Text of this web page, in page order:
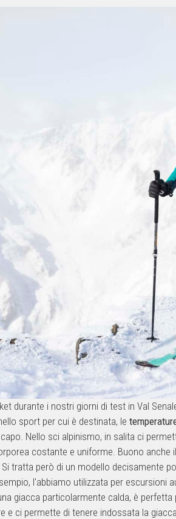
durante i nostri giorni di test in Val
sport per cui è destinata, le
Nello sci alpinismo, in salita ci
costante e uniforme. Buono anche
tratta però di un modello decisamente
l'abbiamo utilizzata per escursioni
giacca particolarmente calda, è
e ci permette di tenere indossata la